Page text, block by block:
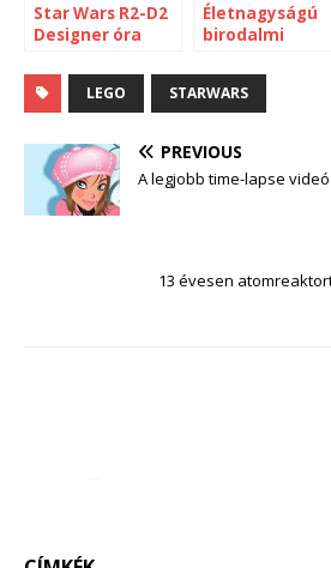
Star Wars R2-D2
Designer óra
Életnagyságú
birodalmi
LEGO STARWARS
PREVIOUS
A legjobb time-lapse videó
13 évesen